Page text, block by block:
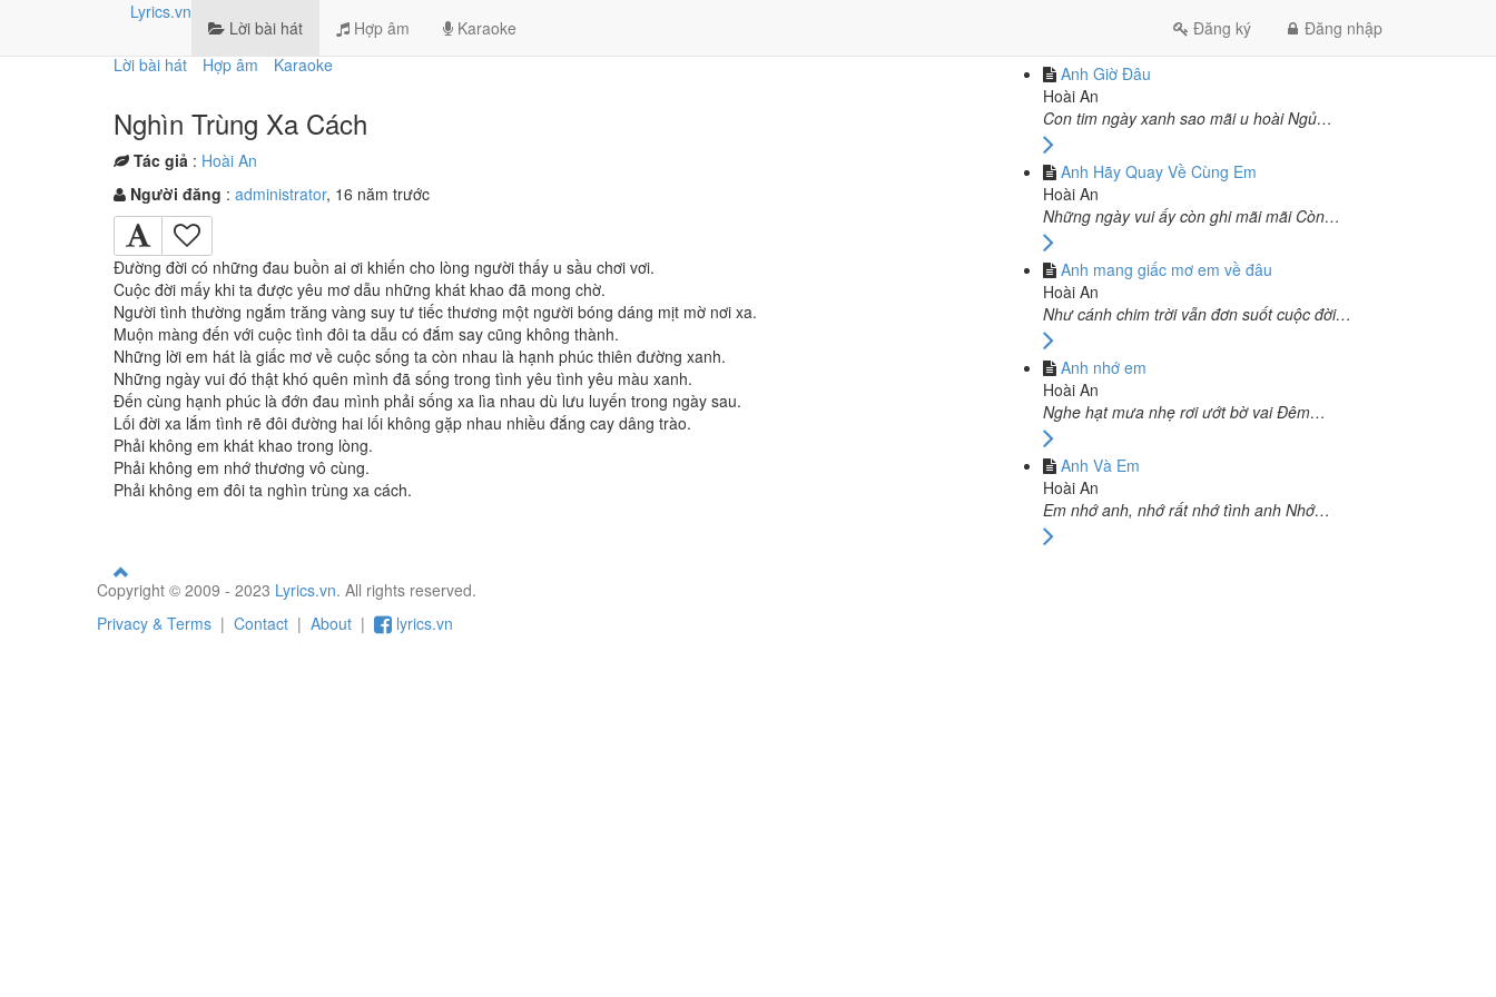
Lyrics.vn
Lời bài hát Hợp âm Karaoke Đăng ký
Đăng nhập
Lời bài hát
Hợp âm Karaoke
Nghìn Trùng Xa Cách
Tác giả : Hoài An
Người đăng : administrator, 16 năm trước
Đường đời có những đau buồn ai ơi khiến cho lòng người thấy u sầu chơi vơi.
Cuộc đời mấy khi ta được yêu mơ dẫu những khát khao đã mong chờ.
Người tình thường ngắm trăng vàng suy tư tiếc thương một người bóng dáng mịt mờ nơi xa.
Muộn màng đến với cuộc tình đôi ta dẫu có đắm say cũng không thành.
Những lời em hát là giấc mơ về cuộc sống ta còn nhau là hạnh phúc thiên đường xanh.
Những ngày vui đó thật khó quên mình đã sống trong tình yêu tình yêu màu xanh.
Đến cùng hạnh phúc là đớn đau mình phải sống xa lìa nhau dù lưu luyến trong ngày sau.
Lối đời xa lắm tình rẽ đôi đường hai lối không gặp nhau nhiều đắng cay dâng trào.
Phải không em khát khao trong lòng.
Phải không em nhớ thương vô cùng.
Phải không em đôi ta nghìn trùng xa cách.
CÙNG TÁC GIẢ HOÀI AN
Anh Giờ Đâu
Hoài An
Con tim ngày xanh sao mãi u hoài Ngủ…
Anh Hãy Quay Về Cùng Em
Hoài An
Những ngày vui ấy còn ghi mãi mãi Còn…
Anh mang giấc mơ em về đâu
Hoài An
Như cánh chim trời vẫn đơn suốt cuộc đời…
Anh nhớ em
Hoài An
Nghe hạt mưa nhẹ rơi ướt bờ vai Đêm…
Anh Và Em
Hoài An
Em nhớ anh, nhớ rất nhớ tình anh Nhớ…
Copyright © 2009 - 2023 Lyrics.vn. All rights reserved.
Privacy & Terms | Contact | About | lyrics.vn